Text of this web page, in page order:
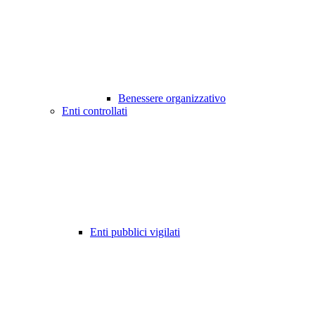
Benessere organizzativo
Enti controllati
Enti pubblici vigilati